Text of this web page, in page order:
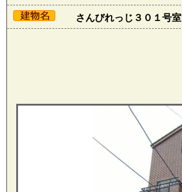
さんびれっじ３０１号室